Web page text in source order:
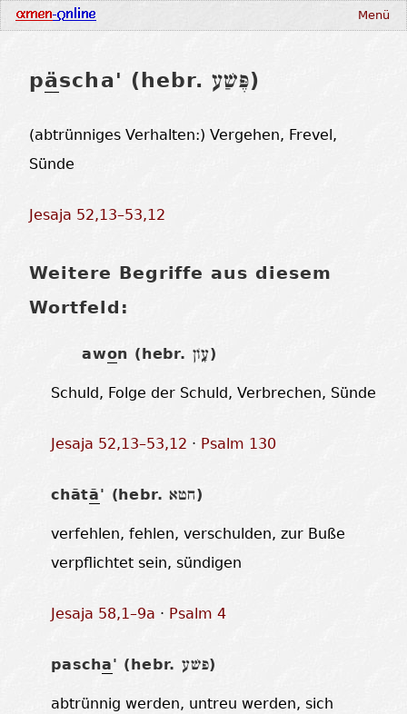
päscha' (hebr. פֶּשַׁע)
(abtrünniges Verhalten:) Vergehen, Frevel,
Sünde
Jesaja 52,13–53,12
Weitere Begriffe aus diesem
Wortfeld:
awon (hebr. עָוֹן)
Schuld, Folge der Schuld, Verbrechen, Sünde
Jesaja 52,13–53,12 · Psalm 130
chātā' (hebr.חטא)
verfehlen, fehlen, verschulden, zur Buße
verpflichtet sein, sündigen
Jesaja 58,1–9a · Psalm 4
pascha' (hebr.פשׁע)
abtrünnig werden, untreu werden, sich
Menü